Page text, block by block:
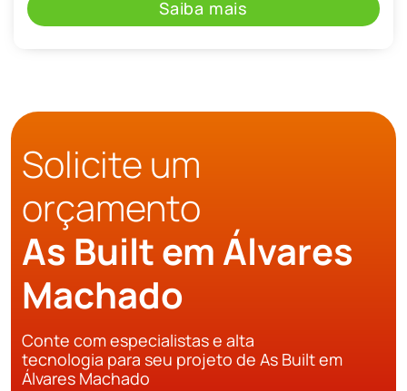
Saiba mais
Solicite um
orçamento
As Built em Álvares
Machado
Conte com especialistas e alta
tecnologia para seu projeto de As Built em
Álvares Machado